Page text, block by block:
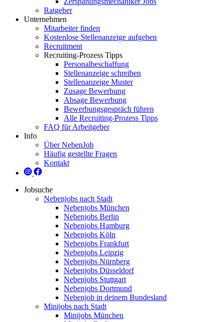
Ratgeber
Unternehmen
Mitarbeiter finden
Kostenlose Stellenanzeige aufgeben
Recruitment
Recruiting-Prozess Tipps
Personalbeschaffung
Stellenanzeige schreiben
Stellenanzeige Muster
Zusage Bewerbung
Absage Bewerbung
Bewerbungsgespräch führen
Alle Recruiting-Prozess Tipps
FAQ für Arbeitgeber
Info
Über NebenJob
Häufig gestellte Fragen
Kontakt
Jobsuche
Nebenjobs nach Stadt
Nebenjobs München
Nebenjobs Berlin
Nebenjobs Hamburg
Nebenjobs Köln
Nebenjobs Frankfurt
Nebenjobs Leipzig
Nebenjobs Nürnberg
Nebenjobs Düsseldorf
Nebenjobs Stuttgart
Nebenjobs Dortmund
Nebenjob in deinem Bundesland
Minijobs nach Stadt
Minijobs München